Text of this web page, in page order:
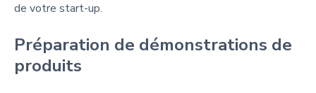
de votre start-up.
Préparation de démonstrations de
produits